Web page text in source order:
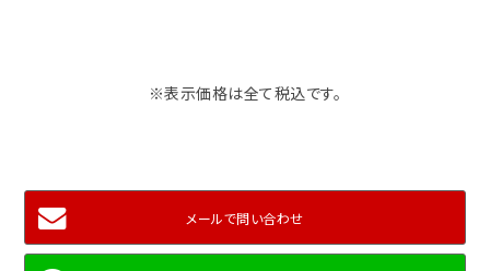
※表示価格は全て税込です。
メールで問い合わせ